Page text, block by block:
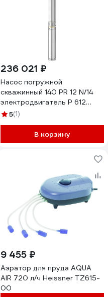
236 021 ₽
Насос погружной
скважинный 140 PR 12 N/14
электродвигатель P 612
9.2KW 3х400V 50 Hz Panelli
5(1)
В корзину
9 455 ₽
Аэратор для пруда AQUA
AIR 720 л/ч Heissner TZ615-
00